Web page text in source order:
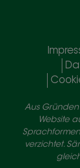
Aus
Website
verzichtet.